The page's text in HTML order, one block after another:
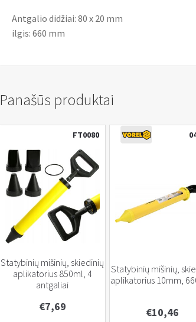
Antgalio didžiai: 80 x 20 mm
ilgis: 660 mm
Panašūs produktai
FT0080
Statybinių mišinių, skiedinių
aplikatorius 850ml, 4
antgaliai
€7,69
Statybinių mišinių,
aplikatorius 10mm,
€10,46